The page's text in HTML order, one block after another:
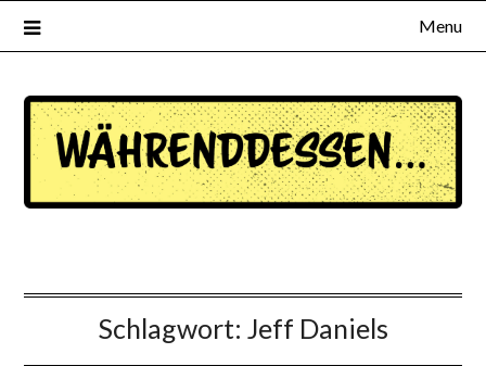
Menu
Schlagwort: Jeff Daniels